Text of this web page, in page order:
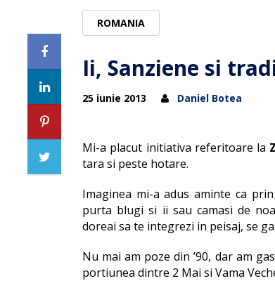
ROMANIA
Ii, Sanziene si
25 iunie 2013 Daniel Botea
Mi-a placut initiativa referitoare la
tara si peste hotare.
Imaginea mi-a adus aminte ca
purta blugi si ii sau camasi de
doreai sa te integrezi in peisaj, se
Nu mai am poze din ’90, dar am
portiunea dintre 2 Mai si Vama